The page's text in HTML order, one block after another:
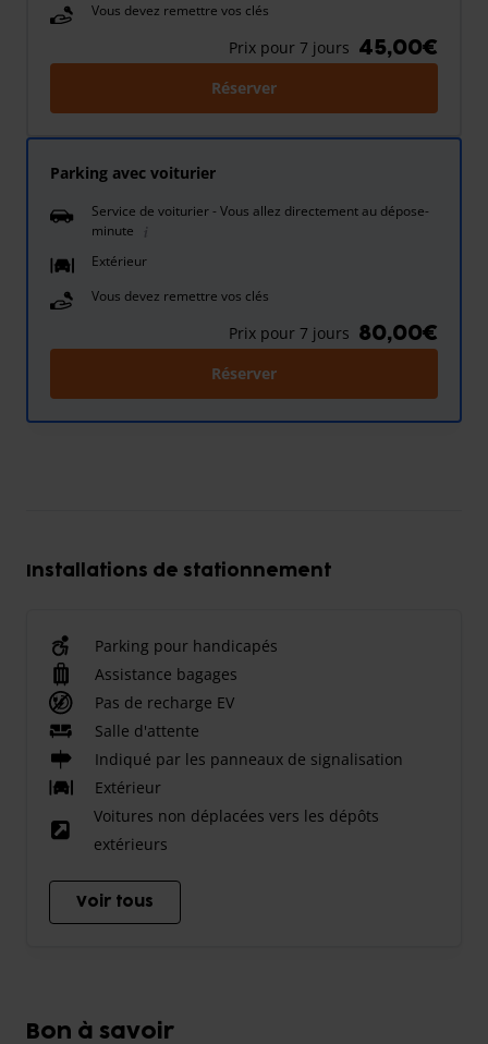
Vous devez remettre vos clés
Prix pour 7 jours 45,00€
Réserver
Parking avec voiturier
Service de voiturier - Vous allez directement au dépose-
minute
Extérieur
Vous devez remettre vos clés
Prix pour 7 jours 80,00€
Réserver
Installations de stationnement
Parking pour handicapés
Assistance bagages
Pas de recharge EV
Salle d'attente
Indiqué par les panneaux de signalisation
Extérieur
Voitures non déplacées vers les dépôts
extérieurs
Voir tous
Bon à savoir